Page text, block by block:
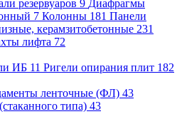
резервуаров 9 Диафрагмы
7 Колонны 181 Панели
керамзитобетонные 231
лифта 72
ИБ 11 Ригели опирания плит 182
ленточные (ФЛ) 43
типа) 43